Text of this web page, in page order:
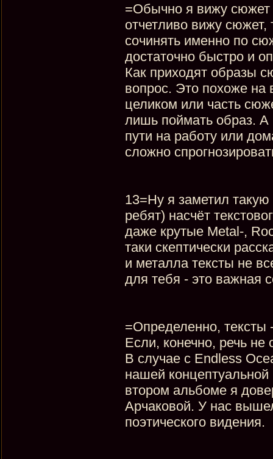
=Обычно я вижу сюжет
отчетливо вижу
сочинять именно по
достаточно быстро и
Как приходят образы
вопрос. Это похоже на
целиком или часть
лишь поймать образ. А
пути на работу или
сложно
13=Ну я заметил
ребят) насчёт
даже крутые Metal-,
таки скептически
и металла тексты не
для тебя - это важная
=Определенно, тексты
Если, конечно, речь не
В случае с Endless
нашей
втором альбоме я
Арчаковой. У нас
поэтического видения.